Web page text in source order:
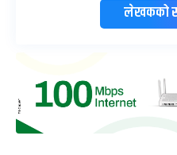
लेखकको